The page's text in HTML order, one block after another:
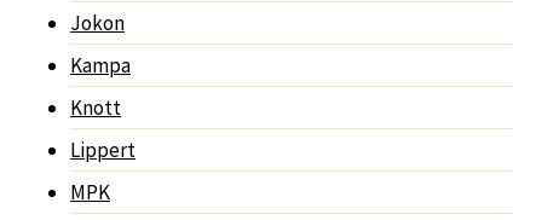
Jokon
Kampa
Knott
Lippert
MPK